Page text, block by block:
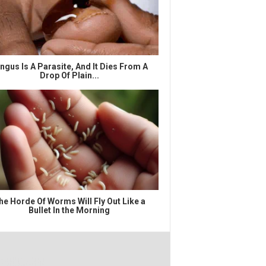
Is A Parasite, And It Dies From A
Drop Of Plain...
Horde Of Worms Will Fly Out Like a
Bullet In the Morning